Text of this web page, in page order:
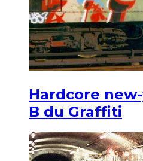
Hardcore
B du Graffiti